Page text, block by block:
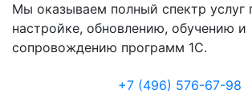
Мы оказываем полный спектр услуг
настройке, обновлению, обучению и
сопровождению программ 1С.
+7 (496) 576-67-98